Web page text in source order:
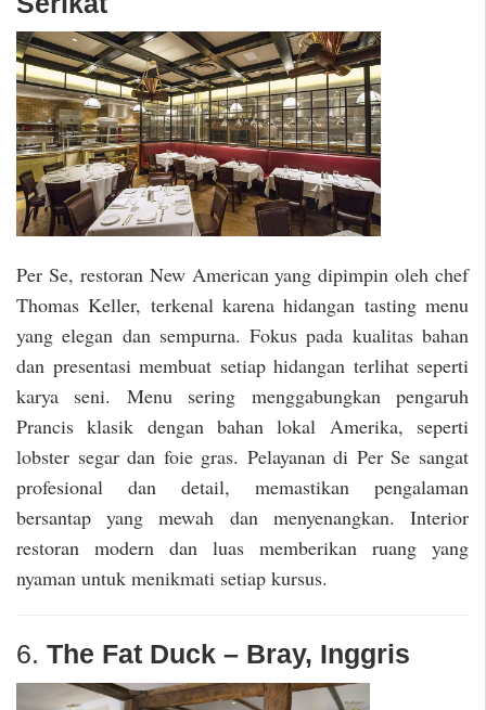
Per Se, restoran New American yang dipimpin oleh chef
Thomas Keller, terkenal karena hidangan tasting menu
yang elegan dan sempurna. Fokus pada kualitas bahan
dan presentasi membuat setiap hidangan terlihat seperti
karya seni. Menu sering menggabungkan pengaruh
Prancis klasik dengan bahan lokal Amerika, seperti
lobster segar dan foie gras. Pelayanan di Per Se sangat
profesional dan detail, memastikan pengalaman
bersantap yang mewah dan menyenangkan. Interior
restoran modern dan luas memberikan ruang yang
nyaman untuk menikmati setiap kursus.
6. The Fat Duck – Bray, Inggris